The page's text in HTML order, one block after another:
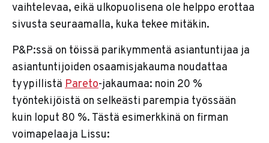
vaihtelevaa, eikä ulkopuolisena ole helppo erottaa
sivusta seuraamalla, kuka tekee mitäkin.
P&P:ssä on töissä parikymmentä asiantuntijaa ja
asiantuntijoiden osaamisjakauma noudattaa
tyypillistä Pareto-jakaumaa: noin 20 %
työntekijöistä on selkeästi parempia työssään
kuin loput 80 %. Tästä esimerkkinä on firman
voimapelaaja Lissu: